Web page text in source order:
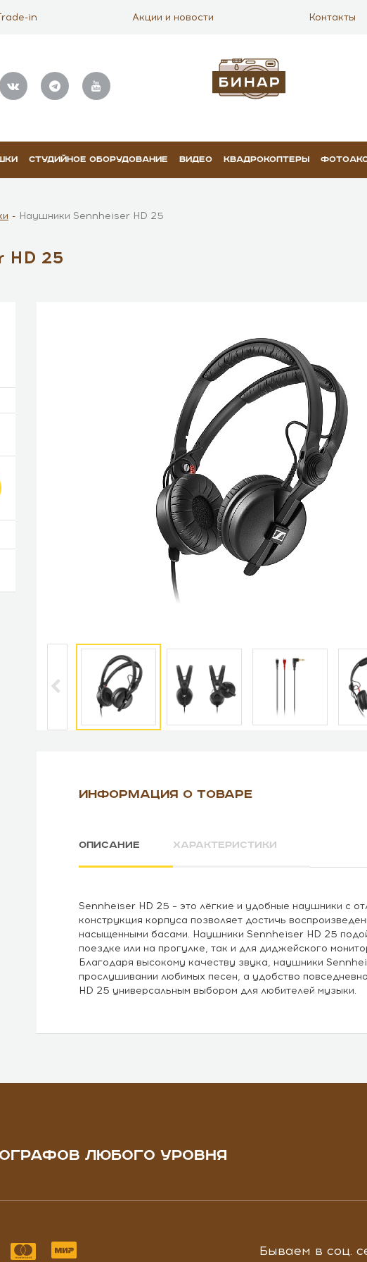
in Акции и новости Контакты
СТУДИЙНОЕ ОБОРУДОВАНИЕ ВИДЕО КВАДРОКОПТЕРЫ
Наушники Sennheiser HD 25
HD 25
ИНФОРМАЦИЯ О ТОВАРЕ
ОПИСАНИЕ ХАРАКТЕРИСТИКИ
Sennheiser HD 25 – это лёгкие и удобные наушники с
конструкция корпуса позволяет достичь
насыщенными басами. Наушники Sennheiser HD 25
поездке или на прогулке, так и для диджейского
Благодаря высокому качеству звука, наушники
прослушивании любимых песен, а удобство
HD 25 универсальным выбором для любителей музыки.
ЛЮБОГО УРОВНЯ
Бываем в соц.